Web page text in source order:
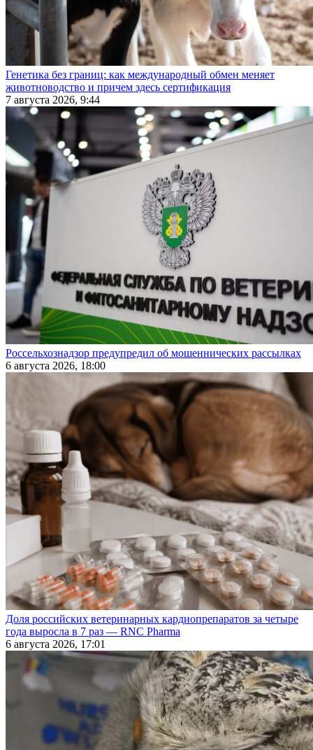
Генетика без границ: как международный обмен меняет
животноводство и причем здесь сертификация
7 августа 2026, 9:44
Россельхознадзор предупредил об мошеннических рассылках
6 августа 2026, 18:00
Доля российских ветеринарных кардиопрепаратов за четыре
года выросла в 7 раз — RNC Pharma
6 августа 2026, 17:01